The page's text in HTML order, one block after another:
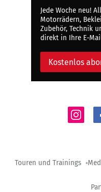
Jede Woche neu!
Motorrädern,
Zubehör, Technik
direkt in Ihre E-
Kostenlos
Touren und Trainings